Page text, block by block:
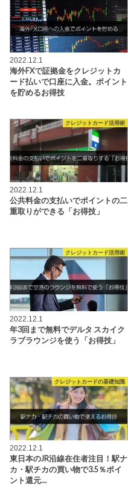
2022.12.1
海外FXで証拠金をクレジットカ
ード払いで口座に入金。ポイント
を貯めるお得技
クレジットカード活用術
2022.12.1
公共料金の支払いでポイントの二
重取りができる「お得技」
クレジットカード活用術
2022.12.1
年3回まで無料でデルタ スカイク
ラブラウンジを使う「お得技」
クレジットカードの基礎知識
2022.12.1
東日本のJR沿線在住者注目！駅ナ
カ・駅チカの買い物で3.5％ポイ
ント還元…